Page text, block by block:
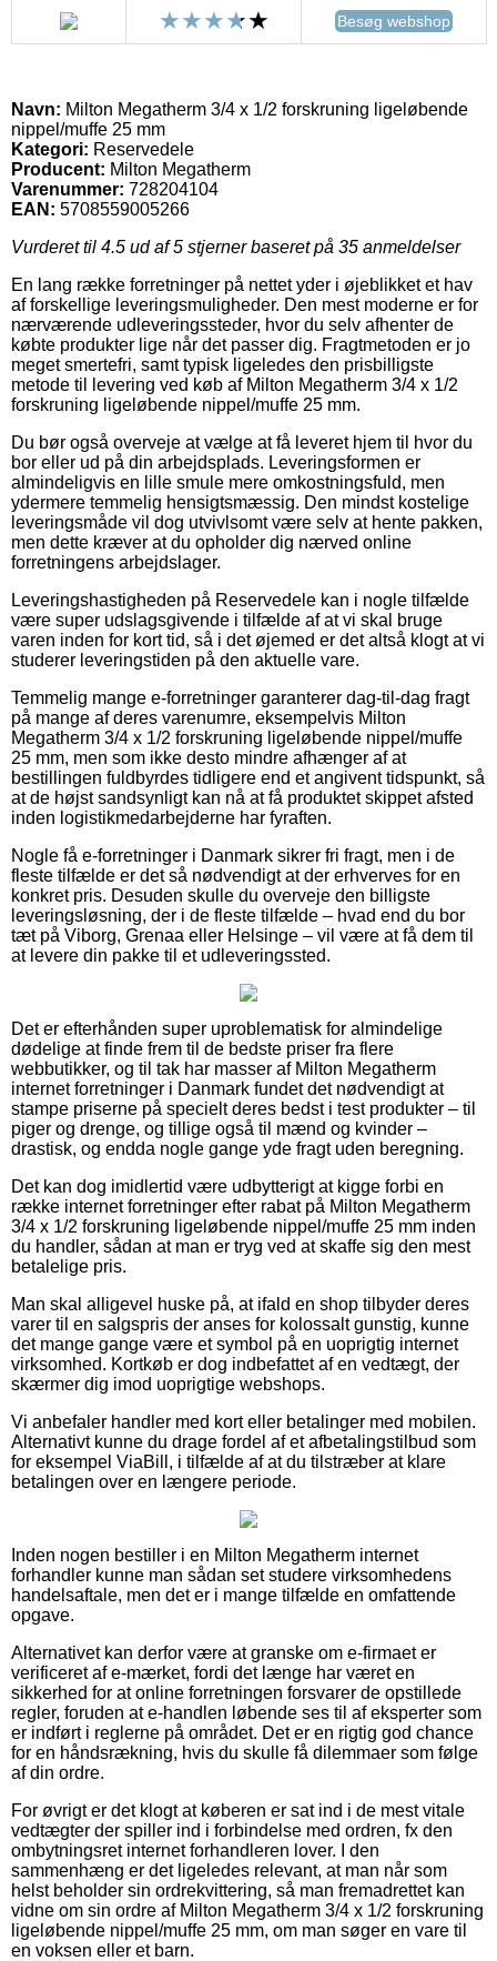
Besøg webshop
Navn: Milton Megatherm 3/4 x 1/2 forskruning ligeløbende
nippel/muffe 25 mm
Kategori: Reservedele
Producent: Milton Megatherm
Varenummer: 728204104
EAN: 5708559005266
Vurderet til 4.5 ud af 5 stjerner baseret på 35 anmeldelser
En lang række forretninger på nettet yder i øjeblikket et hav
af forskellige leveringsmuligheder. Den mest moderne er for
nærværende udleveringssteder, hvor du selv afhenter de
købte produkter lige når det passer dig. Fragtmetoden er jo
meget smertefri, samt typisk ligeledes den prisbilligste
metode til levering ved køb af Milton Megatherm 3/4 x 1/2
forskruning ligeløbende nippel/muffe 25 mm.
Du bør også overveje at vælge at få leveret hjem til hvor du
bor eller ud på din arbejdsplads. Leveringsformen er
almindeligvis en lille smule mere omkostningsfuld, men
ydermere temmelig hensigtsmæssig. Den mindst kostelige
leveringsmåde vil dog utvivlsomt være selv at hente pakken,
men dette kræver at du opholder dig nærved online
forretningens arbejdslager.
Leveringshastigheden på Reservedele kan i nogle tilfælde
være super udslagsgivende i tilfælde af at vi skal bruge
varen inden for kort tid, så i det øjemed er det altså klogt at vi
studerer leveringstiden på den aktuelle vare.
Temmelig mange e-forretninger garanterer dag-til-dag fragt
på mange af deres varenumre, eksempelvis Milton
Megatherm 3/4 x 1/2 forskruning ligeløbende nippel/muffe
25 mm, men som ikke desto mindre afhænger af at
bestillingen fuldbyrdes tidligere end et angivent tidspunkt, så
at de højst sandsynligt kan nå at få produktet skippet afsted
inden logistikmedarbejderne har fyraften.
Nogle få e-forretninger i Danmark sikrer fri fragt, men i de
fleste tilfælde er det så nødvendigt at der erhverves for en
konkret pris. Desuden skulle du overveje den billigste
leveringsløsning, der i de fleste tilfælde – hvad end du bor
tæt på Viborg, Grenaa eller Helsinge – vil være at få dem til
at levere din pakke til et udleveringssted.
Det er efterhånden super uproblematisk for almindelige
dødelige at finde frem til de bedste priser fra flere
webbutikker, og til tak har masser af Milton Megatherm
internet forretninger i Danmark fundet det nødvendigt at
stampe priserne på specielt deres bedst i test produkter – til
piger og drenge, og tillige også til mænd og kvinder –
drastisk, og endda nogle gange yde fragt uden beregning.
Det kan dog imidlertid være udbytterigt at kigge forbi en
række internet forretninger efter rabat på Milton Megatherm
3/4 x 1/2 forskruning ligeløbende nippel/muffe 25 mm inden
du handler, sådan at man er tryg ved at skaffe sig den mest
betalelige pris.
Man skal alligevel huske på, at ifald en shop tilbyder deres
varer til en salgspris der anses for kolossalt gunstig, kunne
det mange gange være et symbol på en uoprigtig internet
virksomhed. Kortkøb er dog indbefattet af en vedtægt, der
skærmer dig imod uoprigtige webshops.
Vi anbefaler handler med kort eller betalinger med mobilen.
Alternativt kunne du drage fordel af et afbetalingstilbud som
for eksempel ViaBill, i tilfælde af at du tilstræber at klare
betalingen over en længere periode.
Inden nogen bestiller i en Milton Megatherm internet
forhandler kunne man sådan set studere virksomhedens
handelsaftale, men det er i mange tilfælde en omfattende
opgave.
Alternativet kan derfor være at granske om e-firmaet er
verificeret af e-mærket, fordi det længe har været en
sikkerhed for at online forretningen forsvarer de opstillede
regler, foruden at e-handlen løbende ses til af eksperter som
er indført i reglerne på området. Det er en rigtig god chance
for en håndsrækning, hvis du skulle få dilemmaer som følge
af din ordre.
For øvrigt er det klogt at køberen er sat ind i de mest vitale
vedtægter der spiller ind i forbindelse med ordren, fx den
ombytningsret internet forhandleren lover. I den
sammenhæng er det ligeledes relevant, at man når som
helst beholder sin ordrekvittering, så man fremadrettet kan
vidne om sin ordre af Milton Megatherm 3/4 x 1/2 forskruning
ligeløbende nippel/muffe 25 mm, om man søger en vare til
en voksen eller et barn.